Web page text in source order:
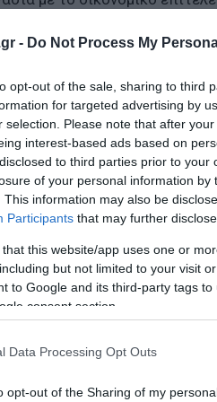
- Do Not Process My
opt-out of the sale, sharing to third
for targeted advertising by
selection. Please note that after
interest-based ads based on
to third parties prior to
of your personal information by
This information may also be
Participants that may further
that this website/app uses one or
but not limited to your visit
to Google and its third-party tags
consent section.
Data Processing Opt Outs
opt-out of the Sharing of my
«ειδικά για τα βασικά είδη
κέρδους».
πως «γίνονται
τα μέτρα έχουν συμβάλει
καθοριστική για να
ότι αν δεν είχαμε πάρει
θα πληρώναμε πολύ
και στην ενίσχυση της
οποία στοχεύει το νέο